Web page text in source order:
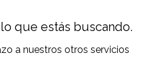
que estás buscando.
a nuestros otros servicios